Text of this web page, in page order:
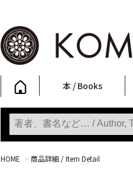
本 / Books
写真集
Photobooks
ファッション
Fashion
アート / 美術
Art
文学・人文
Literature & Humanities
日本文化
Japanese Culture
新刊
New Books
SALE
SALE
HOME > 商品詳細 / Item Detail